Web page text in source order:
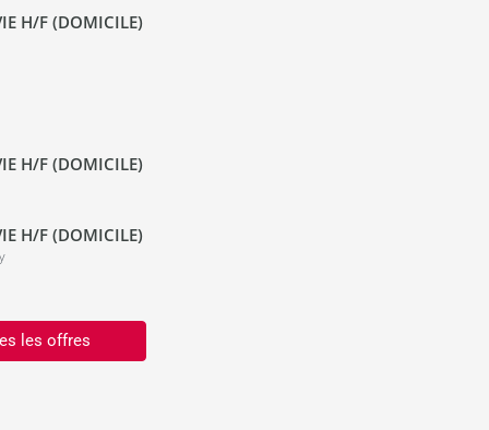
H/F (DOMICILE)
H/F (DOMICILE)
H/F (DOMICILE)
les offres